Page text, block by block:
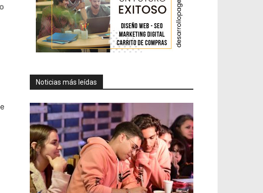
Noticias más leídas